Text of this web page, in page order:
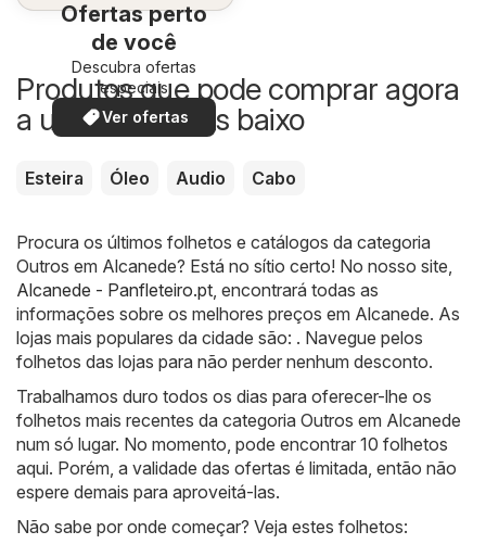
Ofertas perto
de você
Descubra ofertas
especiais
Ver ofertas
Produtos que pode comprar agora
a um preço mais baixo
Esteira Óleo Audio Cabo
Procura os últimos folhetos e catálogos da categoria
Outros em Alcanede? Está no sítio certo! No nosso site,
Alcanede - Panfleteiro.pt, encontrará todas as
informações sobre os melhores preços em Alcanede. As
lojas mais populares da cidade são: . Navegue pelos
folhetos das lojas para não perder nenhum desconto.
Trabalhamos duro todos os dias para oferecer-lhe os
folhetos mais recentes da categoria Outros em Alcanede
num só lugar. No momento, pode encontrar 10 folhetos
aqui. Porém, a validade das ofertas é limitada, então não
espere demais para aproveitá-las.
Não sabe por onde começar? Veja estes folhetos: